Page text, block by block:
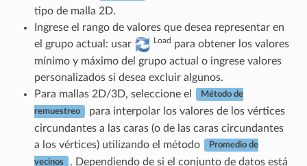
tipo de malla 2D.
Ingrese el rango de valores que desea representar en
el grupo actual: usar
Load para obtener los valores
mínimo y máximo del grupo actual o ingrese valores
personalizados si desea excluir algunos.
Para mallas 2D/3D, seleccione el
Método de
remuestreo
para interpolar los valores de los vértices
circundantes a las caras (o de las caras circundantes
a los vértices) utilizando el método
Promedio de
vecinos . Dependiendo de si el conjunto de datos está